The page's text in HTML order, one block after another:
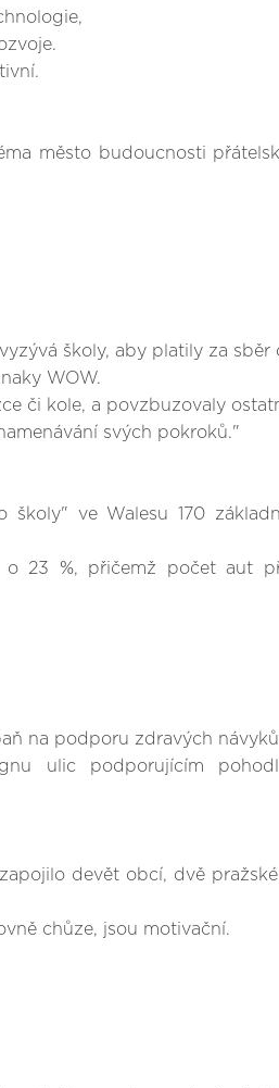
město budoucnosti
školy, aby platily za sběr
WOW.
či kole, a povzbuzovaly
svých pokroků."
ve Walesu 170
o 23 %, přičemž počet aut
na podporu zdravých
ulic podporujícím
devět obcí, dvě
chůze, jsou motivační.